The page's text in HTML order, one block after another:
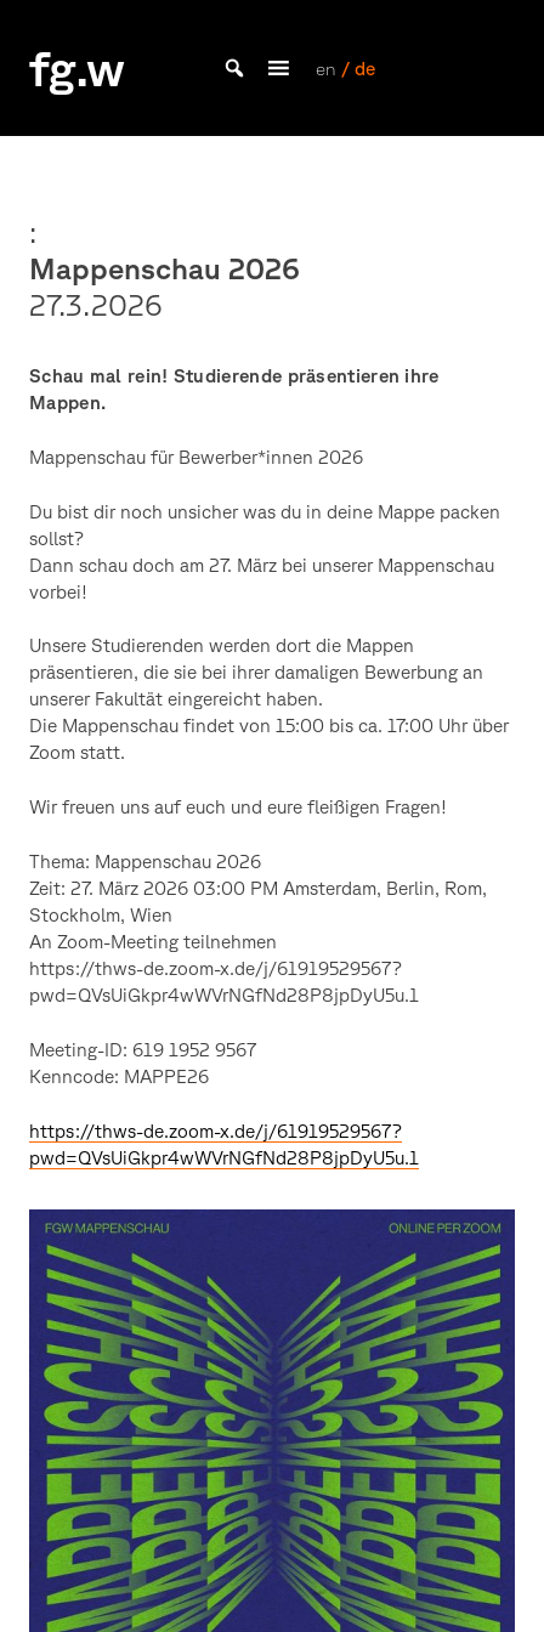
content
fg.w
Bachelor Kommunikationsdesign und Master Design & Information studieren
en / de
:
Mappenschau 2026
27.3.2026
Schau mal rein! Studierende präsentieren ihre
Mappen.
Mappenschau für Bewerber*innen 2026
Du bist dir noch unsicher was du in deine Mappe packen
sollst?
Dann schau doch am 27. März bei unserer Mappenschau
vorbei!
Unsere Studierenden werden dort die Mappen
präsentieren, die sie bei ihrer damaligen Bewerbung an
unserer Fakultät eingereicht haben.
Die Mappenschau findet von 15:00 bis ca. 17:00 Uhr über
Zoom statt.
Wir freuen uns auf euch und eure fleißigen Fragen!
Thema: Mappenschau 2026
Zeit: 27. März 2026 03:00 PM Amsterdam, Berlin, Rom,
Stockholm, Wien
An Zoom-Meeting teilnehmen
https://thws-de.zoom-x.de/j/61919529567?
pwd=QVsUiGkpr4wWVrNGfNd28P8jpDyU5u.1
Meeting-ID: 619 1952 9567
Kenncode: MAPPE26
https://thws-de.zoom-x.de/j/61919529567?
pwd=QVsUiGkpr4wWVrNGfNd28P8jpDyU5u.1